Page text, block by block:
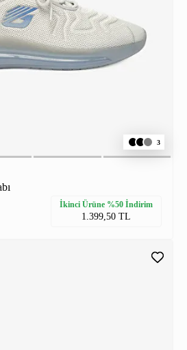
3
İkinci Ürüne %50 İndirim
1.399,50 TL